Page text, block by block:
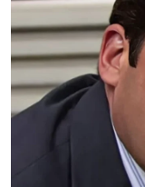
Tun Ahmad Fuzi
sebagai Exco
& Luar Bandar
Barisan Exco
sumpah pada
Keramat,
Timbalan